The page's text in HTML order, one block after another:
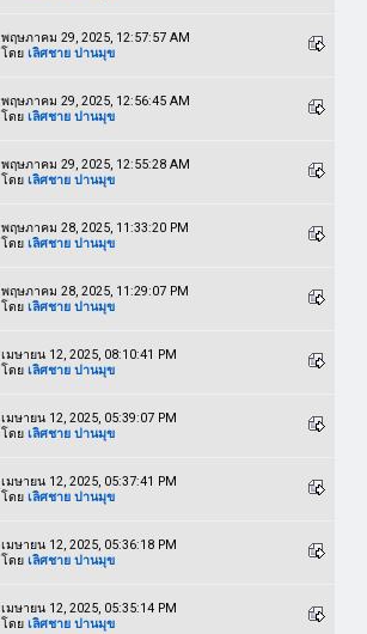
พฤษภาคม 29, 2025, 12:57:57 AM
โดย เลิศชาย ปานมุข
พฤษภาคม 29, 2025, 12:56:45 AM
โดย เลิศชาย ปานมุข
พฤษภาคม 29, 2025, 12:55:28 AM
โดย เลิศชาย ปานมุข
พฤษภาคม 28, 2025, 11:33:20 PM
โดย เลิศชาย ปานมุข
พฤษภาคม 28, 2025, 11:29:07 PM
โดย เลิศชาย ปานมุข
เมษายน 12, 2025, 08:10:41 PM
โดย เลิศชาย ปานมุข
เมษายน 12, 2025, 05:39:07 PM
โดย เลิศชาย ปานมุข
เมษายน 12, 2025, 05:37:41 PM
โดย เลิศชาย ปานมุข
เมษายน 12, 2025, 05:36:18 PM
โดย เลิศชาย ปานมุข
เมษายน 12, 2025, 05:35:14 PM
โดย เลิศชาย ปานมุข